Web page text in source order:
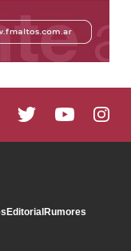
EditorialRumores